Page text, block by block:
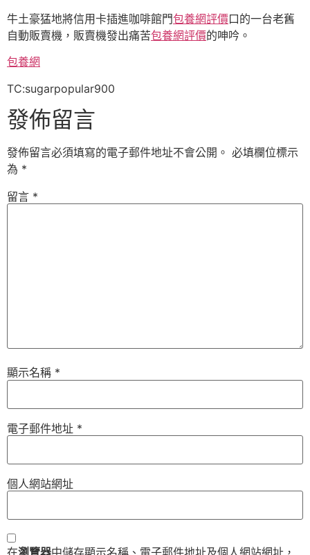
牛土豪猛地將信用卡插進咖啡館門包養網評價口的一台老舊
自動販賣機，販賣機發出痛苦包養網評價的呻吟。
包養網
TC:sugarpopular900
發佈留言
發佈留言必須填寫的電子郵件地址不會公開。 必填欄位標示
為 *
留言 *
顯示名稱 *
電子郵件地址 *
個人網站網址
在瀏覽器中儲存顯示名稱、電子郵件地址及個人網站網址，